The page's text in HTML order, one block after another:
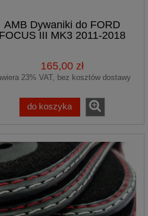
AMB Dywaniki do FORD
FOCUS III MK3 2011-2018
165,00 zł
23% VAT, bez kosztów dostawy
do koszyka